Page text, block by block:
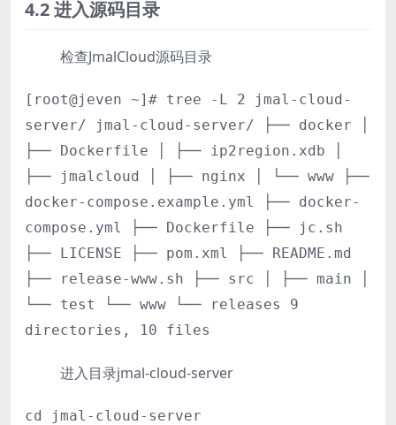
4.2 进入源码目录
检查JmalCloud源码目录
[root@jeven ~]# tree -L 2 jmal-cloud-
server/ jmal-cloud-server/ ├── docker │
├── Dockerfile │ ├── ip2region.xdb │
├── jmalcloud │ ├── nginx │ └── www ├──
docker-compose.example.yml ├── docker-
compose.yml ├── Dockerfile ├── jc.sh
├── LICENSE ├── pom.xml ├── README.md
├── release-www.sh ├── src │ ├── main │
└── test └── www └── releases 9
directories, 10 files
进入目录jmal-cloud-server
cd jmal-cloud-server